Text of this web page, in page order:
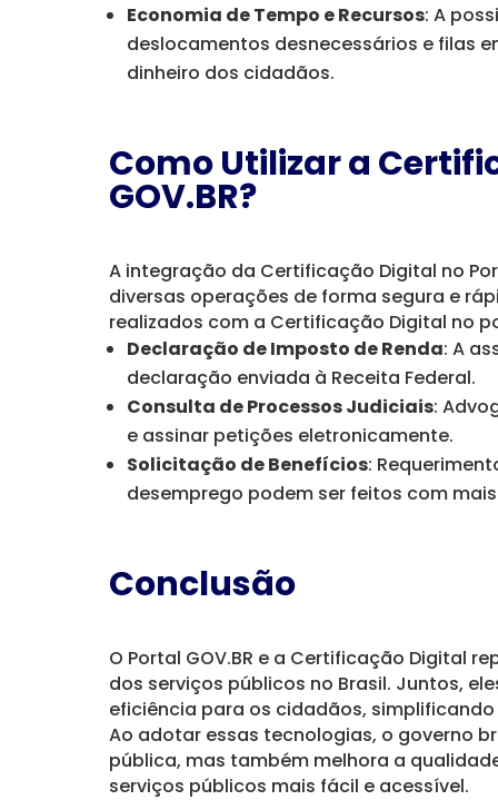
Economia de Tempo e Recursos: A
deslocamentos desnecessários e filas
dinheiro dos cidadãos.
Como Utilizar a
GOV.BR?
A integração da Certificação Digital no
diversas operações de forma segura e
realizados com a Certificação Digital no
Declaração de Imposto de Renda: A
declaração enviada à Receita Federal.
Consulta de Processos Judiciais:
e assinar petições eletronicamente.
Solicitação de Benefícios:
desemprego podem ser feitos com
Conclusão
O Portal GOV.BR e a Certificação Digital
dos serviços públicos no Brasil. Juntos,
eficiência para os cidadãos,
Ao adotar essas tecnologias, o governo
pública, mas também melhora a
serviços públicos mais fácil e acessível.